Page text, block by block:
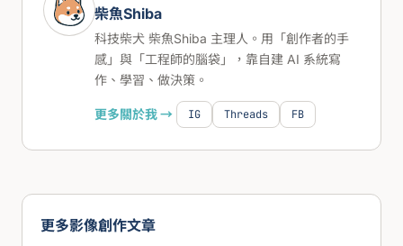
柴魚Shiba
科技柴犬 柴魚Shiba 主理人。用「創作者的手
感」與「工程師的腦袋」，靠自建 AI 系統寫
作、學習、做決策。
更多關於我 → IG Threads FB
更多影像創作文章